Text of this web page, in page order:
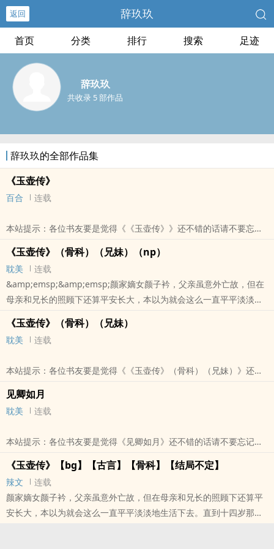
返回 辞玖玖
首页 分类 排行 搜索 足迹
辞玖玖
共收录 5 部作品
辞玖玖的全部作品集
《玉壶传》
百合 连载
本站提示：各位书友要是觉得《《玉壶传》》还不错的话请不要忘记
《玉壶传》（骨科）（兄妹）（np）
耽美
连载
&amp;emsp;&amp;emsp;颜家嫡女颜子衿，父亲虽意外亡故，但在
母亲和兄长的照顾下还算平安长大，本以为就会这么一直平平淡淡地
年……
本站提示：各位书友要是觉得《《玉壶传》（骨科）（兄妹）
《玉壶传》（骨科）（兄妹）
耽美 连载
本站提示：各位书友要是觉得《《玉壶传》（骨科）（兄妹）》还不
见卿如月
耽美 连载
本站提示：各位书友要是觉得《见卿如月》还不错的话请不要忘记向
《玉壶传》【bg】【古言】【骨科】【结局不定】
辣文
连载
颜家嫡女颜子衿，父亲虽意外亡故，但在母亲和兄长的照顾下还算平
安长大，本以为就会这么一直平平淡淡地生活下去。直到十四岁那年